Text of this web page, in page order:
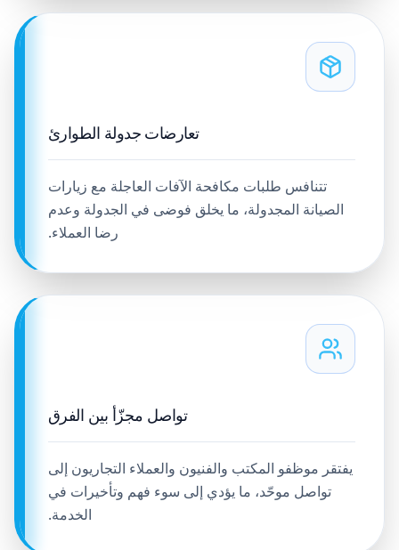
تعارضات جدولة الطوارئ
تتنافس طلبات مكافحة الآفات العاجلة مع زيارات
الصيانة المجدولة، ما يخلق فوضى في الجدولة وعدم
رضا العملاء.
تواصل مجزّأ بين الفرق
يفتقر موظفو المكتب والفنيون والعملاء التجاريون إلى
تواصل موحّد، ما يؤدي إلى سوء فهم وتأخيرات في
الخدمة.